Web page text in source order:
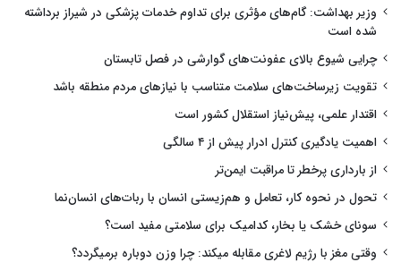
وزیر بهداشت: گام‌های مؤثری برای تداوم خدمات پزشکی در شیراز برداشته
شده است
چرایی شیوع بالای عفونت‌های گوارشی در فصل تابستان
تقویت زیرساخت‌های سلامت متناسب با نیازهای مردم منطقه باشد
اقتدار علمی، پیش‌نیاز استقلال کشور است
اهمیت یادگیری کنترل ادرار پیش از ۴ سالگی
از بارداری پرخطر تا مراقبت ایمن‌تر
تحول در نحوه کار، تعامل و هم‌زیستی انسان با ربات‌های انسان‌نما
سونای خشک یا بخار، کدامیک برای سلامتی مفید است؟
وقتی مغز با رژیم لاغری مقابله میکند: چرا وزن دوباره برمیگردد؟